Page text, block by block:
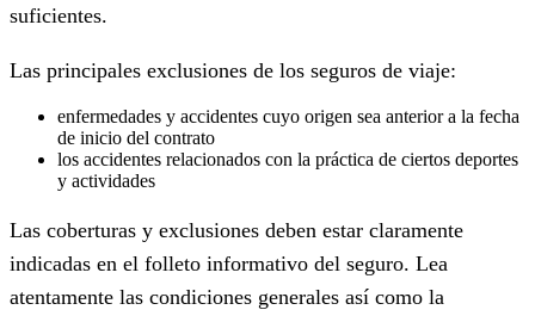
suficientes.
Las principales exclusiones de los seguros de viaje:
enfermedades y accidentes cuyo origen sea anterior a la fecha
de inicio del contrato
los accidentes relacionados con la práctica de ciertos deportes
y actividades
Las coberturas y exclusiones deben estar claramente
indicadas en el folleto informativo del seguro. Lea
atentamente las condiciones generales así como la